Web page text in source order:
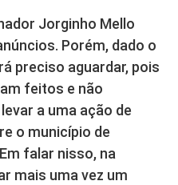
Jorginho Mello
Porém, dado o
preciso aguardar, pois
feitos e não
a uma ação de
o município de
falar nisso, na
mais uma vez um